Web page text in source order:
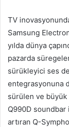
TV
Samsung
yılda dünya
pazarda
sürükleyici ses
entegrasyonuna
sürülen ve büyük
Q990D soundbar
artıran Q-